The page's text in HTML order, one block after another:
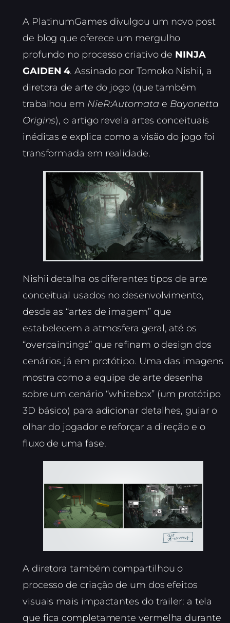
A PlatinumGames divulgou um novo post
de blog que oferece um mergulho
profundo no processo criativo de NINJA
GAIDEN 4. Assinado por Tomoko Nishii, a
diretora de arte do jogo (que também
trabalhou em NieR:Automata e Bayonetta
Origins), o artigo revela artes conceituais
inéditas e explica como a visão do jogo foi
transformada em realidade.
Nishii detalha os diferentes tipos de arte
conceitual usados no desenvolvimento,
desde as “artes de imagem” que
estabelecem a atmosfera geral, até os
“overpaintings” que refinam o design dos
cenários já em protótipo. Uma das imagens
mostra como a equipe de arte desenha
sobre um cenário “whitebox” (um protótipo
3D básico) para adicionar detalhes, guiar o
olhar do jogador e reforçar a direção e o
fluxo de uma fase.
A diretora também compartilhou o
processo de criação de um dos efeitos
visuais mais impactantes do trailer: a tela
que fica completamente vermelha durante